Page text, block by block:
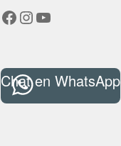
Facebook
Instagram
YouTube
Chat en WhatsApp